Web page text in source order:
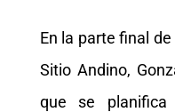
En la parte final
Sitio Andino,
que se